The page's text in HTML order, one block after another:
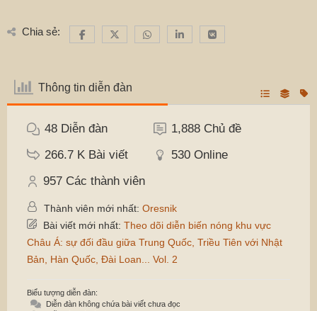
Chia sẻ:
Thông tin diễn đàn
48 Diễn đàn 1,888 Chủ đề
266.7 K Bài viết 530 Online
957 Các thành viên
Thành viên mới nhất: Oresnik
Bài viết mới nhất: Theo dõi diễn biến nóng khu vực
Châu Á: sự đối đầu giữa Trung Quốc, Triều Tiên với Nhật
Bản, Hàn Quốc, Đài Loan... Vol. 2
Biểu tượng diễn đàn:
Diễn đàn không chứa bài viết chưa đọc